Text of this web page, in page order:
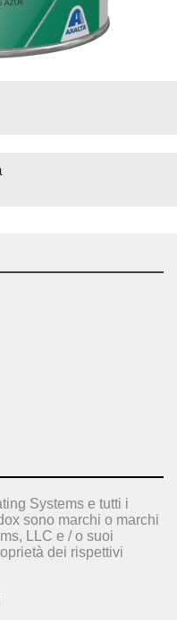
Systems e tutti i
sono marchi o marchi
LLC e / o suoi
dei rispettivi